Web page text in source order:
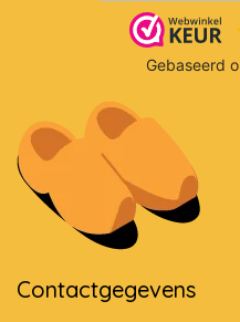
Contactgegevens